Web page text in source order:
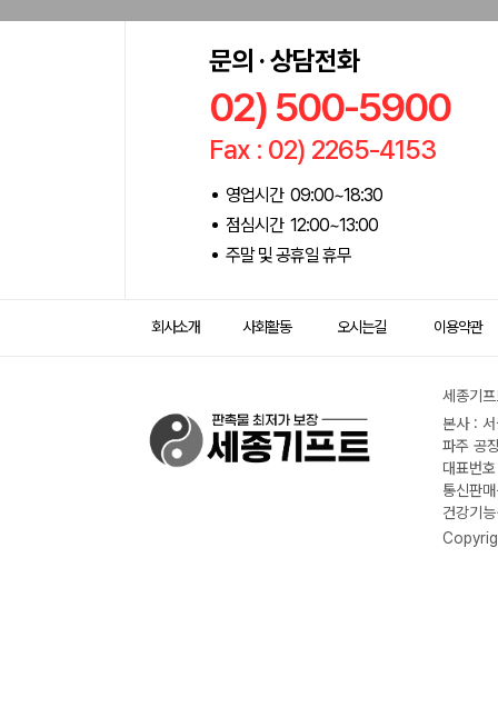
문의 · 상담전화
02) 500-5900
Fax : 02) 2265-4153
영업시간 09:00~18:30
점심시간 12:00~13:00
주말 및 공휴일 휴무
회사소개 사회활동 오시는길 이용약관
세종기
본사 :
파주 공
대표번
통신판
건강기